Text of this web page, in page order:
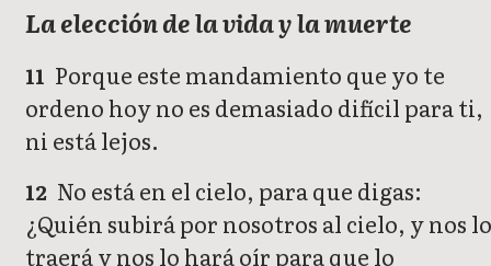
La elección de la vida y la muerte
11 Porque este mandamiento que yo te
ordeno hoy no es demasiado difícil para ti,
ni está lejos.
12 No está en el cielo, para que digas:
¿Quién subirá por nosotros al cielo, y nos lo
traerá y nos lo hará oír para que lo